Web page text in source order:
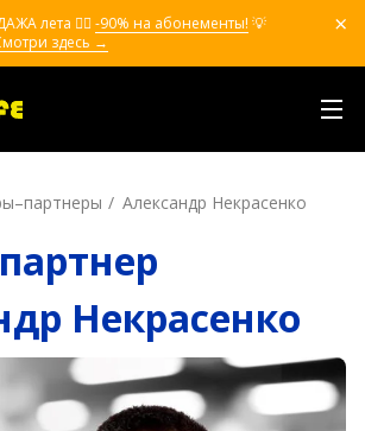
лета ❤️‍🔥 -90% на абонементы! 💡
здесь →
Александр Некрасенко
Некрасенко